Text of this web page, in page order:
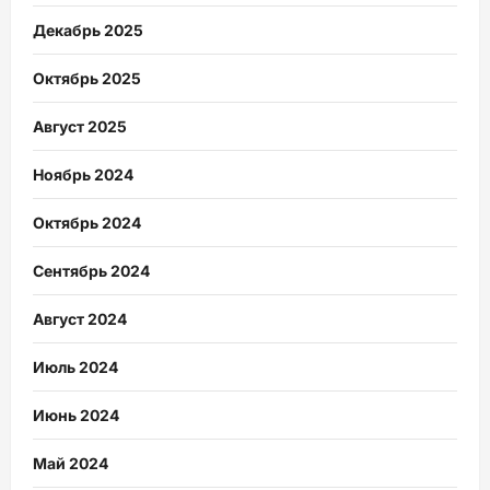
Декабрь 2025
Октябрь 2025
Август 2025
Ноябрь 2024
Октябрь 2024
Сентябрь 2024
Август 2024
Июль 2024
Июнь 2024
Май 2024